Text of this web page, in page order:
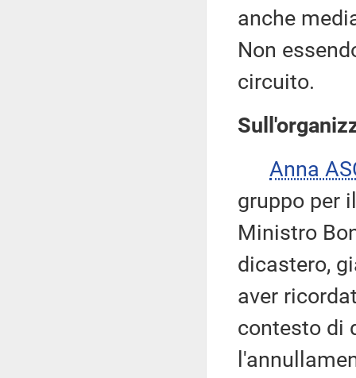
anche
Non
circuito.
Anna
gruppo per
Ministro
dicastero,
aver
contesto di